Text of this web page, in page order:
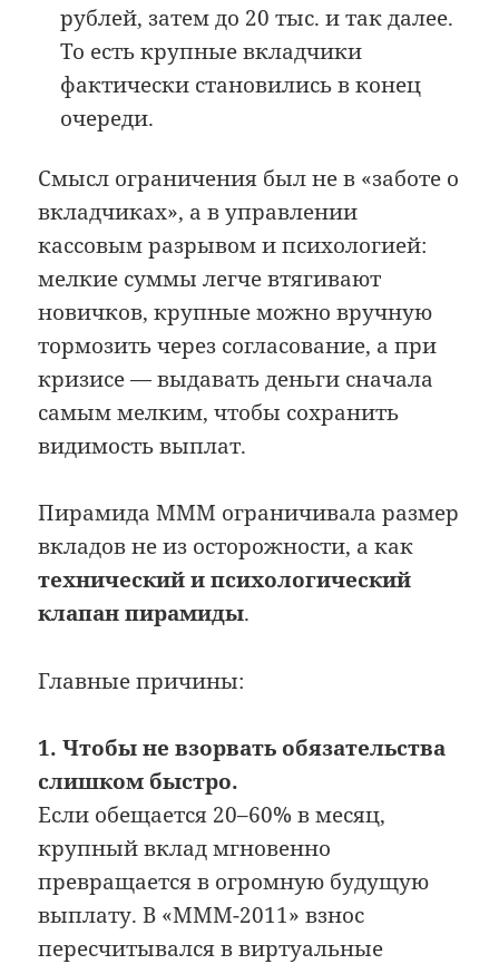
рублей, затем до 20 тыс. и так далее.
То есть крупные вкладчики
фактически становились в конец
очереди.
Смысл ограничения был не в «заботе о
вкладчиках», а в управлении
кассовым разрывом и психологией:
мелкие суммы легче втягивают
новичков, крупные можно вручную
тормозить через согласование, а при
кризисе — выдавать деньги сначала
самым мелким, чтобы сохранить
видимость выплат.
Пирамида МММ ограничивала размер
вкладов не из осторожности, а как
технический и психологический
клапан пирамиды.
Главные причины:
1. Чтобы не взорвать обязательства
слишком быстро.
Если обещается 20–60% в месяц,
крупный вклад мгновенно
превращается в огромную будущую
выплату. В «МММ-2011» взнос
пересчитывался в виртуальные